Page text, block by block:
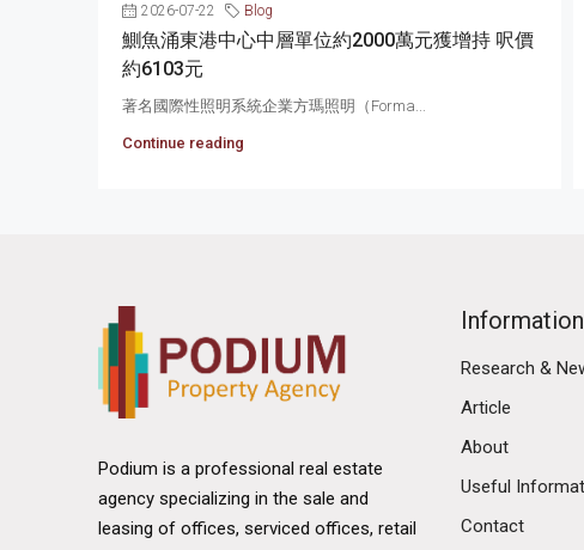
2026-07-22 Blog
鰂魚涌東港中心中層單位約2000萬元獲增持 呎價
約6103元
著名國際性照明系統企業方瑪照明（Forma...
Continue reading
Podium is a professional real estate
agency specializing in the sale and
leasing of offices, serviced offices, retail
Information
Research &
Article
About
Useful
Contact